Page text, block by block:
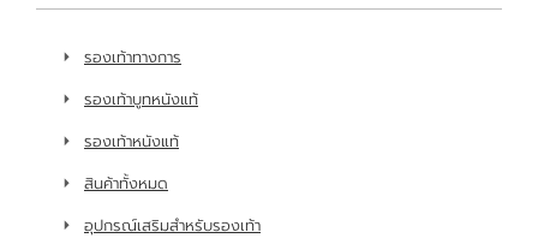
เนื้อหา
บัญชีผู้ใช้
ติดต่อเรา
รองเท้าทางการ
รองเท้าบูทหนังแท้
รองเท้าหนังแท้
สินค้าทั้งหมด
อุปกรณ์เสริมสำหรับรองเท้า